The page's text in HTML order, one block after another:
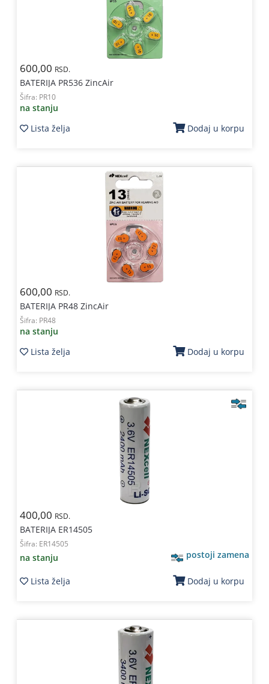
600,00 RSD.
BATERIJA PR536 ZincAir
Šifra: PR10
na stanju
Lista želja
Dodaj u korpu
600,00 RSD.
BATERIJA PR48 ZincAir
Šifra: PR48
na stanju
Lista želja
Dodaj u korpu
400,00 RSD.
BATERIJA ER14505
Šifra: ER14505
na stanju postoji zamena
Lista želja Dodaj u korpu